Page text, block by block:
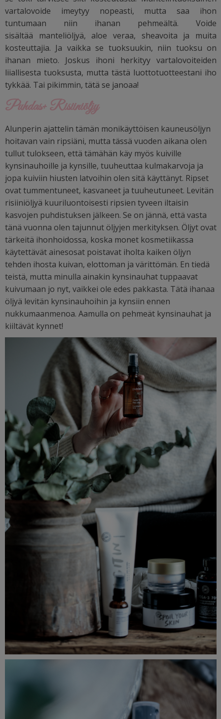
vartalovoide imeytyy nopeasti, mutta saa ihon
tuntumaan niin ihanan pehmeältä. Voide
sisältää manteliöljyä, aloe veraa, sheavoita ja muita
kosteuttajia. Ja vaikka se tuoksuukin, niin tuoksu on
ihanan mieto. Joskus ihoni herkityy vartalovoiteiden
liiallisesta tuoksusta, mutta tästä luottotuotteestani iho
tykkää. Tai pikimmin, tätä se janoaa!
Puhdas+ Risiiniöljy
Alunperin ajattelin tämän monikäyttöisen kauneusöljyn
hoitavan vain ripsiäni, mutta tässä vuoden aikana olen
tullut tulokseen, että tämähän käy myös kuiville
kynsinauhoille ja kynsille, tuuheuttaa kulmakarvoja ja
jopa kuiviin hiusten latvoihin olen sitä käyttänyt. Ripset
ovat tummentuneet, kasvaneet ja tuuheutuneet. Levitän
risiiniöljyä kuuriluontoisesti ripsien tyveen iltaisin
kasvojen puhdistuksen jälkeen. Se on jännä, että vasta
tänä vuonna olen tajunnut öljyjen merkityksen. Öljyt ovat
tärkeitä ihonhoidossa, koska monet kosmetiikassa
käytettävät ainesosat poistavat iholta kaiken öljyn
tehden ihosta kuivan, elottoman ja värittömän. En tiedä
teistä, mutta minulla ainakin kynsinauhat tuppaavat
kuivumaan jo nyt, vaikkei ole edes pakkasta. Tätä ihanaa
öljyä levitän kynsinauhoihin ja kynsiin ennen
nukkumaanmenoa. Aamulla on pehmeät kynsinauhat ja
kiiltävät kynnet!